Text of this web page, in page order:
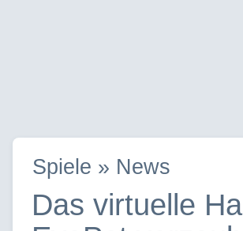
Spiele » News
Das virtuelle